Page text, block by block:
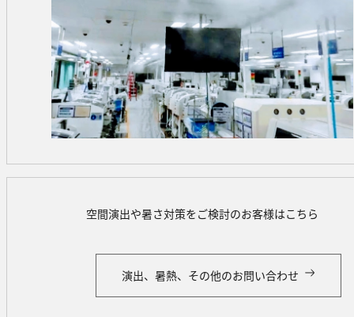
空間演出や暑さ対策をご検討のお客様はこちら
演出、暑熱、その他のお問い合わせ